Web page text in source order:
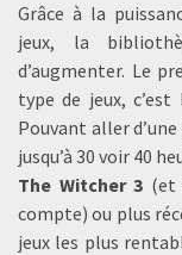
Grâce à la
jeux, la
d’augmenter. Le
type de jeux,
Pouvant aller
jusqu’à 30 voir 40
The Witcher 3 (et
compte) ou plus
jeux les plus